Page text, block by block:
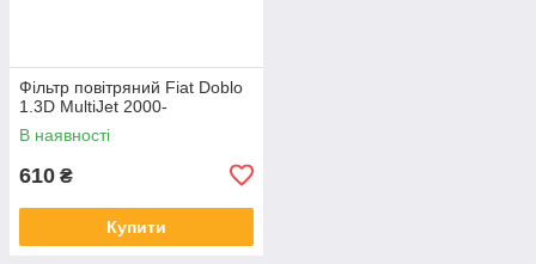
Фільтр повітряний Fiat Doblo
1.3D MultiJet 2000-
В наявності
610 ₴
Купити